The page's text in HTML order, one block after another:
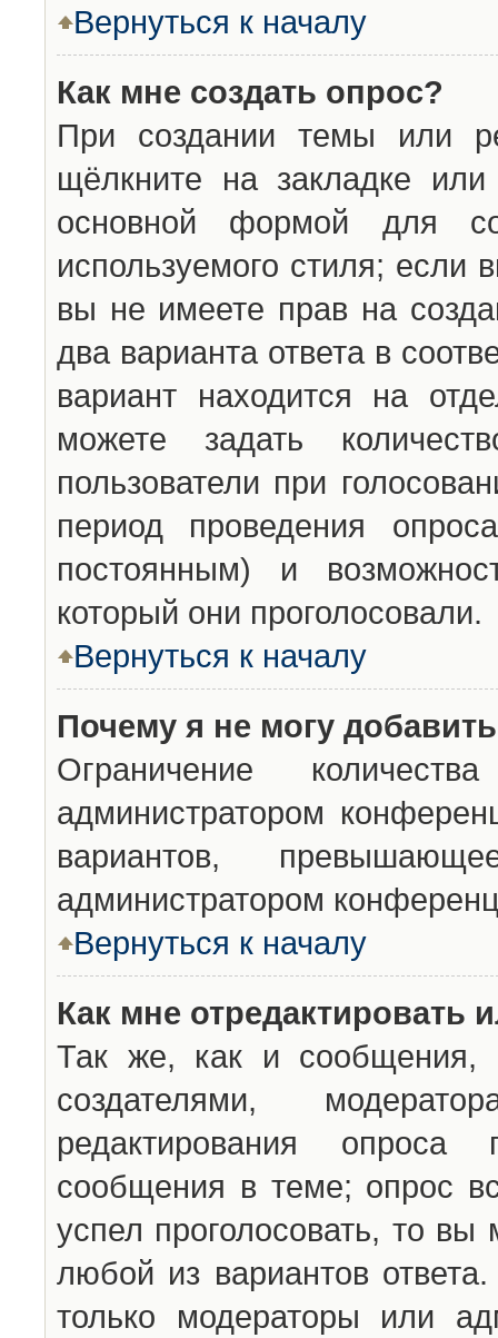
Вернуться к началу
Как мне создать опрос?
При создании темы или
щёлкните на закладке
основной формой для
используемого стиля; если
вы не имеете прав на
два варианта ответа в
вариант находится на
можете задать
пользователи при
период проведения
постоянным) и
который они проголосовали.
Вернуться к началу
Почему я не могу
Ограничение
администратором
вариантов,
администратором
Вернуться к началу
Как мне отредактировать
Так же, как и сообщения,
создателями,
редактирования опроса
сообщения в теме; опрос
успел проголосовать, то вы
любой из вариантов
только модераторы или